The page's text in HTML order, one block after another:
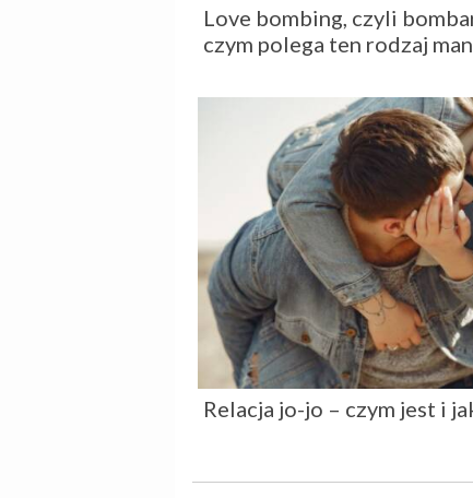
Love bombing, czyli
czym polega ten rodzaj
Relacja jo-jo – czym jest i